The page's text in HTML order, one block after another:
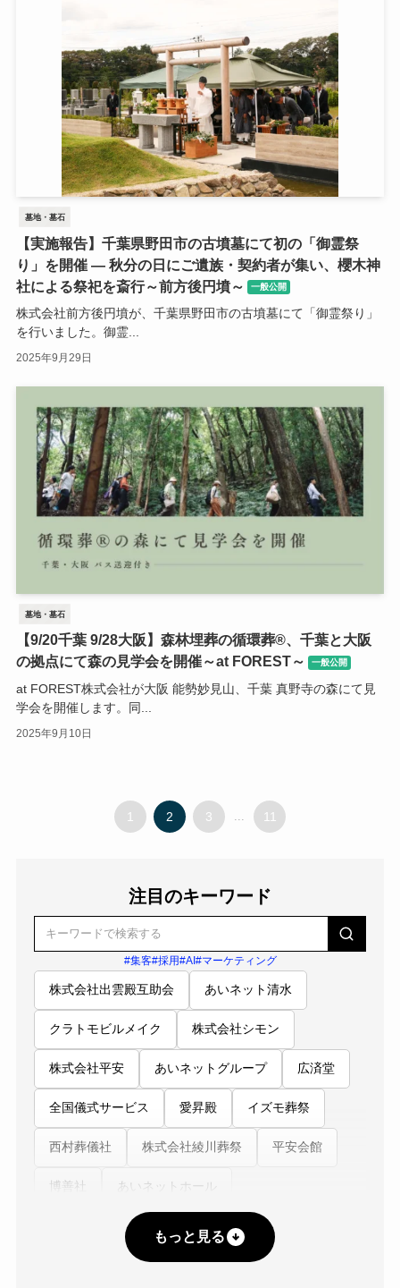
墓地・墓石
【実施報告】千葉県野田市の古墳墓にて初の「御霊祭
り」を開催 ― 秋分の日にご遺族・契約者が集い、櫻木神
社による祭祀を斎行～前方後円墳～
一般公開
株式会社前方後円墳が、千葉県野田市の古墳墓にて「御霊祭り」
を行いました。御霊...
2025年9月29日
墓地・墓石
【9/20千葉 9/28大阪】森林埋葬の循環葬®︎、千葉と大阪
の拠点にて森の見学会を開催～at FOREST～
一般公開
at FOREST株式会社が大阪 能勢妙見山、千葉 真野寺の森にて見
学会を開催します。同...
2025年9月10日
1 2 3 ... 11
注目のキーワード
#集客#採用#AI #マーケティング
株式会社出雲殿互助会 あいネット清水
クラトモビルメイク 株式会社シモン
株式会社平安 あいネットグループ 広済堂
全国儀式サービス 愛昇殿 イズモ葬祭
西村葬儀社 株式会社綾川葬祭 平安会館
博善社 あいネットホール
エム・エス・アイ（MSI） サン・ライフ
防長互助センター あいネット伊勢
もっと見る